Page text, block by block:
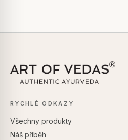
RYCHLÉ ODKAZY
Všechny produkty
Náš příběh